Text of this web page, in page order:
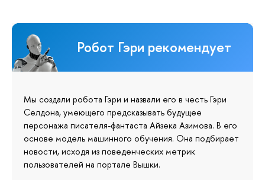
Робот Гэри рекомендует
Мы создали робота Гэри и назвали его в честь Гэри
Селдона, умеющего предсказывать будущее
персонажа писателя-фантаста Айзека Азимова. В его
основе модель машинного обучения. Она подбирает
новости, исходя из поведенческих метрик
пользователей на портале Вышки.